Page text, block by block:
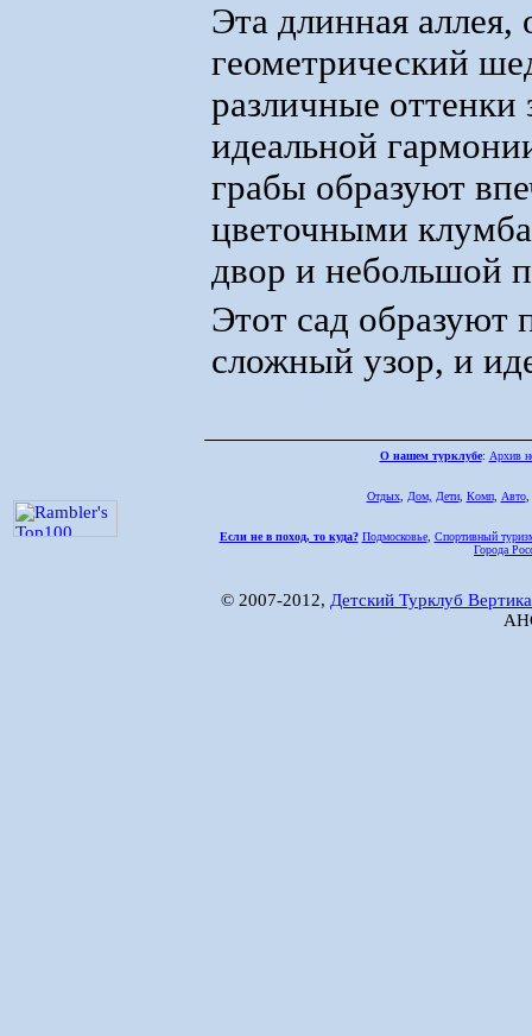
Эта длинная аллея,
геометрический
различные
идеальной
грабы образуют
цветочными
двор и небольшой
Этот сад образуют
сложный узор, и
О нашем турклубе: Архив
Отдых, Дом, Дети, Комп, Авто,
Если не в поход, то куда? Подмосковье, Спортивный
Города
© 2007-2012, Детский Турклуб